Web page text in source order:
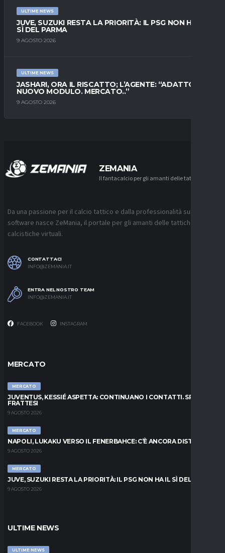
ULTIME NEWS
JUVE, SUZUKI RESTA LA PRIORITÀ: IL PSG NON HA IL
SÌ DEL PARMA
9 AGOSTO 2026
ULTIME NEWS
JASHARI, ORA IL RISCATTO; L’AGENTE: “ADATTO AL
NUOVO MODULO. MERCATO..”
9 AGOSTO 2026
ZEMANIA
Il fantacalcio per gli amanti delle tattiche
Da una passione per il calcio tattico e dalla professionalità sui
software nasce ZeMania, il portale per gli amanti delle tattiche
calcistiche virtuali.
CONTATTACI
INFO@ZEMANIA.IT
ENTRA NEL NOSTRO TEAM
INFO@ZEMANIA.IT
FACEBOOK INSTAGRAM
MERCATO
MERCATO
JUVENTUS, KESSIÉ ASPETTA: CONTINUANO I CONTATTI. SPUNTA
FRATTESI
9 AGOSTO 2026
MERCATO
NAPOLI, LUKAKU VERSO IL FENERBAHCE: C’È ANCORA DISTANZA
9 AGOSTO 2026
MERCATO
JUVE, SUZUKI RESTA LA PRIORITÀ: IL PSG NON HA IL SÌ DEL PARMA
9 AGOSTO 2026
ULTIME NEWS
ULTIME NEWS